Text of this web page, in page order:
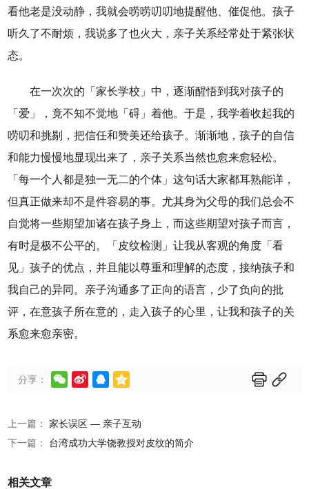
看他老是没动静，我就会唠唠叨叨地提醒他、催促他。孩子
听久了不耐烦，我说多了也火大，亲子关系经常处于紧张状
态。
在一次次的「家长学校」中，逐渐醒悟到我对孩子的
「爱」，竟不知不觉地「碍」着他。于是，我学着收起我的
唠叨和挑剔，把信任和赞美还给孩子。渐渐地，孩子的自信
和能力慢慢地显现出来了，亲子关系当然也愈来愈轻松。
「每一个人都是独一无二的个体」这句话大家都耳熟能详，
但真正做来却不是件容易的事。尤其身为父母的我们总会不
自觉将一些期望加诸在孩子身上，而这些期望对孩子而言，
有时是极不公平的。「皮纹检测」让我从客观的角度「看
见」孩子的优点，并且能以尊重和理解的态度，接纳孩子和
我自己的异同。亲子沟通多了正向的语言，少了负向的批
评，在意孩子所在意的，走入孩子的心里，让我和孩子的关
系愈来愈亲密。
分享：      
上一篇：家长误区 — 亲子互动
下一篇： 台湾成功大学饶教授对皮纹的简介
相关文章